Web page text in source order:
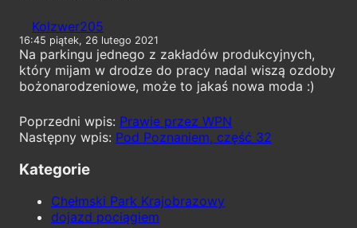
Kolzwer205
16:45 piątek, 26 lutego 2021
Na parkingu jednego z zakładów produkcyjnych,
który mijam w drodze do pracy nadal wiszą ozdoby
bożonarodzeniowe, może to jakaś nowa moda :)
Prawie przez WPN
Pod Poznaniem, część 32
Kategorie
Chełmski Park Krajobrazowy
dojazd pociągiem